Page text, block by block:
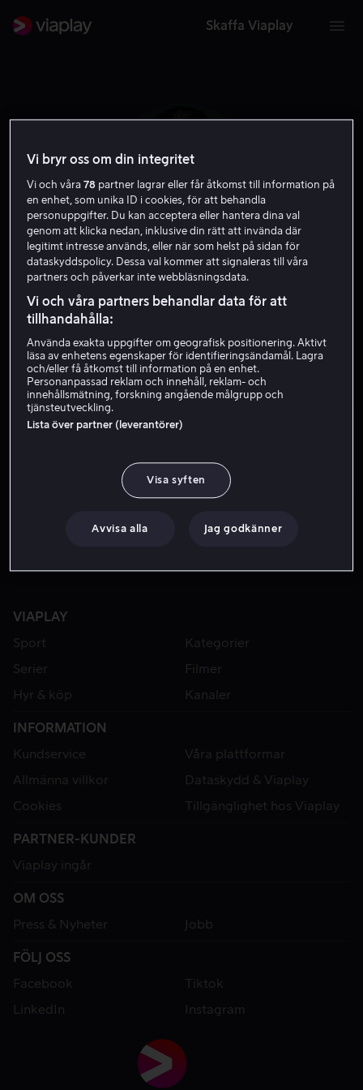
Skaffa Viaplay
Inde Navarrette
VIAPLAY
Sport
Kategorier
Serier
Filmer
Hyr & köp
Kanaler
INFORMATION
Kundservice
Våra plattformar
Allmänna villkor
Dataskydd & Viaplay
Cookies
Tillgänglighet hos Viaplay
PARTNER-KUNDER
Viaplay ingår
OM OSS
Press & Nyheter
Jobb
FÖLJ OSS
Facebook
Tiktok
LinkedIn
Instagram
Vi bryr oss om din integritet
Vi och våra78 partner lagrar eller får åtkomst till information på
en enhet, som unika ID i cookies, för att behandla
personuppgifter. Du kan acceptera eller hantera dina val
genom att klicka nedan, inklusive din rätt att invända där
legitimt intresse används, eller när som helst på sidan för
dataskyddspolicy. Dessa val kommer att signaleras till våra
partners och påverkar inte webbläsningsdata.
Vi och våra partners behandlar data för att
tillhandahålla:
Använda exakta uppgifter om geografisk positionering. Aktivt
läsa av enhetens egenskaper för identifieringsändamål. Lagra
och/eller få åtkomst till information på en enhet.
Personanpassad reklam och innehåll, reklam- och
innehållsmätning, forskning angående målgrupp och
tjänsteutveckling.
Lista över partner (leverantörer)
Visa syften
Avvisa alla Jag godkänner